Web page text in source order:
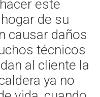
este
de su
causar daños
técnicos
al cliente la
ya no